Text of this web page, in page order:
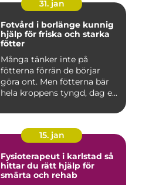
31. jan
Fotvård i borlänge kunnig
hjälp för friska och starka
fötter
Många tänker inte på
fötterna förrän de börjar
göra ont. Men fötterna bär
hela kroppens tyngd, dag e...
15. jan
Fysioterapeut i karlstad så
hittar du rätt hjälp för
smärta och rehab